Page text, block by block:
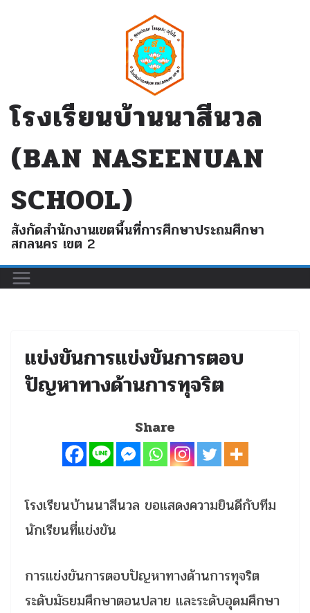
โรงเรียนบ้านนาสีนวล
(BAN NASEENUAN
SCHOOL)
สังกัดสำนักงานเขตพื้นที่การศึกษาประถมศึกษา
สกลนคร เขต 2
แข่งขันการแข่งขันการตอบ
ปัญหาทางด้านการทุจริต
Share
โรงเรียนบ้านนาสีนวล ขอแสดงความยินดีกับทีม
นักเรียนที่แข่งขัน
การแข่งขันการตอบปัญหาทางด้านการทุจริต
ระดับมัธยมศึกษาตอนปลาย และระดับอุดมศึกษา